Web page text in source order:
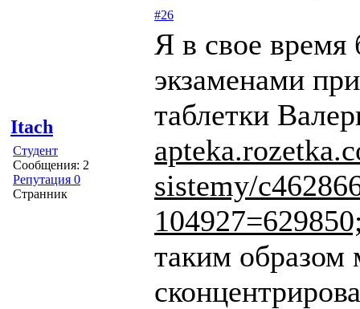
Itach
Студент
Сообщения: 2
Репутация 0
Странник
#26
Я в свое время
экзаменами
таблетки
sistemy/
таким